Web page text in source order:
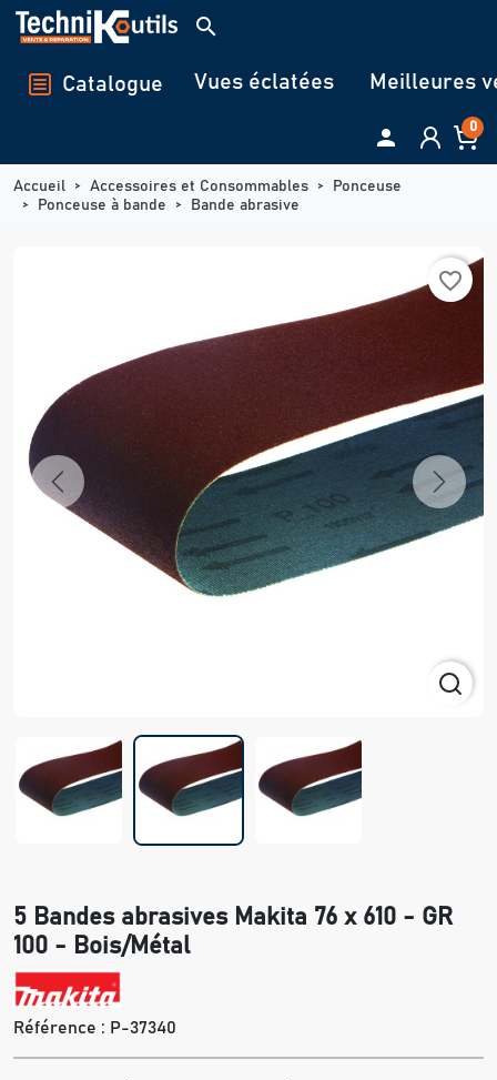
Panneau de gestion des cookies
search
Catalogue Vues éclatées Meilleures
 0
Accueil Accessoires et Consommables
Ponceuse
Ponceuse à bande
Bande abrasive
favorite_border
Previous Next
5 Bandes abrasives Makita 76 x 610 - GR
100 - Bois/Métal
Référence : P-37340